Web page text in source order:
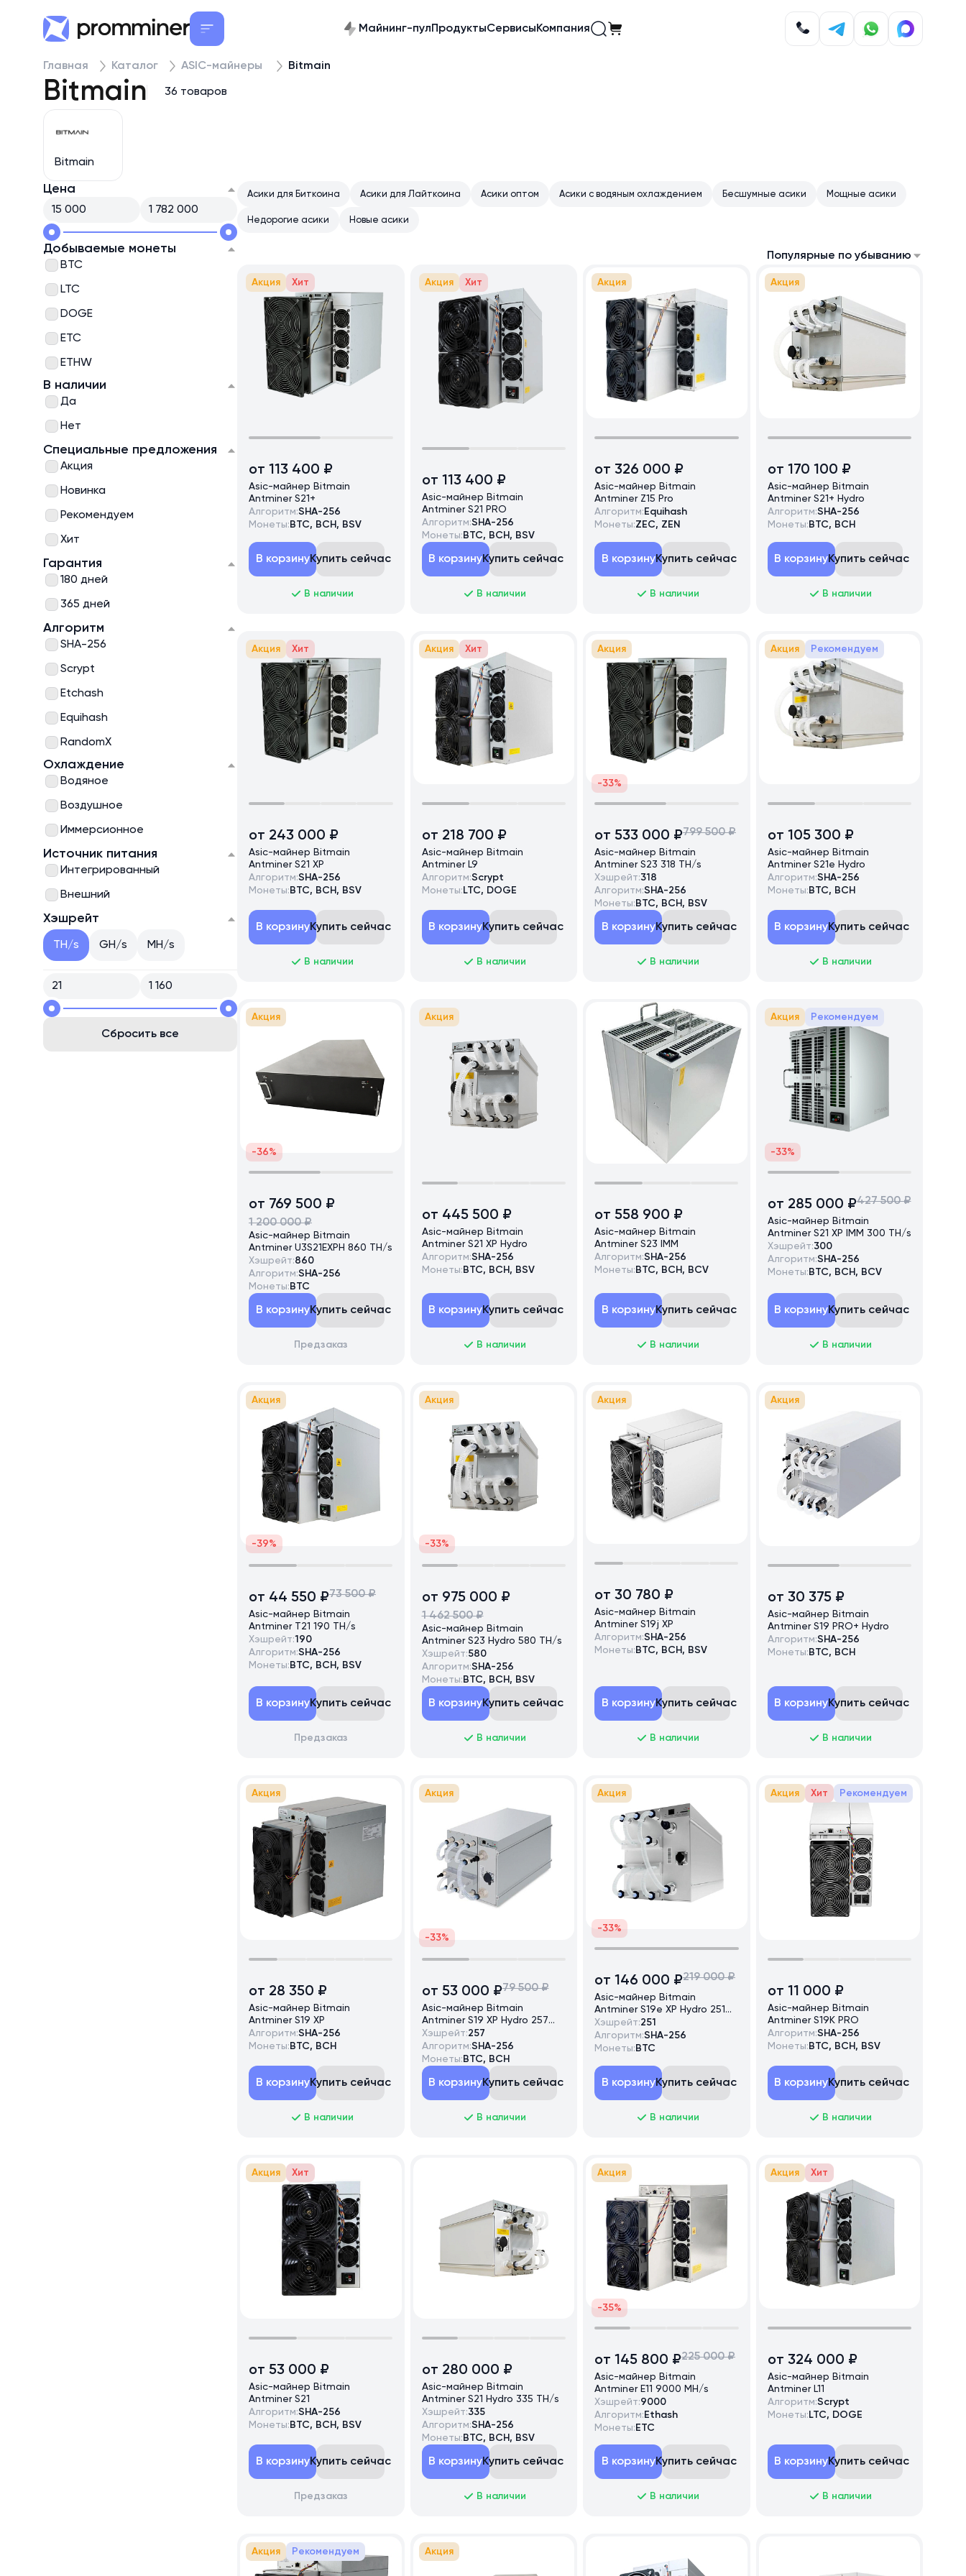
Майнинг-пулПродуктыСервисыКомпания
Главная Каталог ASIC-майнеры Bitmain
Bitmain 36 товаров
Bitmain
Цена
Добываемые монеты
BTC
LTC
DOGE
ETC
ETHW
BCH
ZEC
ZEN
XMR
KASPA
В наличии
Да
Нет
Специальные предложения
Акция
Новинка
Рекомендуем
Хит
Гарантия
180 дней
365 дней
Алгоритм
SHA-256
Scrypt
Etchash
Equihash
RandomX
Ethash
Охлаждение
Водяное
Воздушное
Иммерсионное
Источник питания
Интегрированный
Внешний
Хэшрейт
TH/s GH/s MH/s
Сбросить все
Асики для Биткоина Асики для Лайткоина Асики оптом Асики с водяным охлаждением Бесшумные асики Мощные асики
Недорогие асики Новые асики
Популярные по убыванию
Акция Хит
от 113 400 ₽
Asic-майнер Bitmain
Antminer S21+
Алгоритм:SHA-256
Монеты: BTC, BCH, BSV
В корзинуКупить сейчас
В наличии
Акция Хит
от 113 400 ₽
Asic-майнер Bitmain
Antminer S21 PRO
Алгоритм:SHA-256
Монеты: BTC, BCH, BSV
В корзинуКупить сейчас
В наличии
Акция
от 326 000 ₽
Asic-майнер Bitmain
Antminer Z15 Pro
Алгоритм: Equihash
Монеты:ZEC, ZEN
В корзинуКупить сейчас
В наличии
Акция
от 170 100 ₽
Asic-майнер Bitmain
Antminer S21+ Hydro
Алгоритм:SHA-256
Монеты: BTC, BCH
В корзинуКупить сейчас
В наличии
Акция Хит
от 243 000 ₽
Asic-майнер Bitmain
Antminer S21 XP
Алгоритм:SHA-256
Монеты: BTC, BCH, BSV
В корзинуКупить сейчас
В наличии
Акция Хит
от 218 700 ₽
Asic-майнер Bitmain
Antminer L9
Алгоритм:Scrypt
Монеты: LTC, DOGE
В корзинуКупить сейчас
В наличии
Акция
-33%
от 533 000 ₽799 500 ₽
Asic-майнер Bitmain
Antminer S23 318 TH/s
Хэшрейт:318
Алгоритм:SHA-256
Монеты: BTC, BCH, BSV
В корзинуКупить сейчас
В наличии
Акция Рекомендуем
от 105 300 ₽
Asic-майнер Bitmain
Antminer S21e Hydro
Алгоритм:SHA-256
Монеты: BTC, BCH
В корзинуКупить сейчас
В наличии
Акция
-36%
от 769 500 ₽
1 200 000 ₽
Asic-майнер Bitmain
Antminer U3S21EXPH 860 TH/s
Хэшрейт:860
Алгоритм:SHA-256
Монеты: BTC
В корзинуКупить сейчас
Предзаказ
Акция
от 445 500 ₽
Asic-майнер Bitmain
Antminer S21 XP Hydro
Алгоритм:SHA-256
Монеты: BTC, BCH, BSV
В корзинуКупить сейчас
В наличии
от 558 900 ₽
Asic-майнер Bitmain
Antminer S23 IMM
Алгоритм:SHA-256
Монеты: BTC, BCH, BCV
В корзинуКупить сейчас
В наличии
Акция Рекомендуем
-33%
от 285 000 ₽427 500 ₽
Asic-майнер Bitmain
Antminer S21 XP IMM 300 TH/s
Хэшрейт:300
Алгоритм:SHA-256
Монеты: BTC, BCH, BCV
В корзинуКупить сейчас
В наличии
Акция
-39%
от 44 550 ₽73 500 ₽
Asic-майнер Bitmain
Antminer T21 190 TH/s
Хэшрейт:190
Алгоритм:SHA-256
Монеты: BTC, BCH, BSV
В корзинуКупить сейчас
Предзаказ
Акция
-33%
от 975 000 ₽
1 462 500 ₽
Asic-майнер Bitmain
Antminer S23 Hydro 580 TH/s
Хэшрейт:580
Алгоритм:SHA-256
Монеты: BTC, BCH, BSV
В корзинуКупить сейчас
В наличии
Акция
от 30 780 ₽
Asic-майнер Bitmain
Antminer S19j XP
Алгоритм:SHA-256
Монеты: BTC, BCH, BSV
В корзинуКупить сейчас
В наличии
Акция
от 30 375 ₽
Asic-майнер Bitmain
Antminer S19 PRO+ Hydro
Алгоритм:SHA-256
Монеты: BTC, BCH
В корзинуКупить сейчас
В наличии
Акция
от 28 350 ₽
Asic-майнер Bitmain
Antminer S19 XP
Алгоритм:SHA-256
Монеты: BTC, BCH
В корзинуКупить сейчас
В наличии
Акция
-33%
от 53 000 ₽79 500 ₽
Asic-майнер Bitmain
Antminer S19 XP Hydro 257
TH/s
Хэшрейт:257
Алгоритм:SHA-256
Монеты: BTC, BCH
В корзинуКупить сейчас
В наличии
Акция
-33%
от 146 000 ₽219 000 ₽
Asic-майнер Bitmain
Antminer S19e XP Hydro 251
TH/s
Хэшрейт:251
Алгоритм:SHA-256
Монеты: BTC
В корзинуКупить сейчас
В наличии
Акция Хит Рекомендуем
от 11 000 ₽
Asic-майнер Bitmain
Antminer S19K PRO
Алгоритм:SHA-256
Монеты: BTC, BCH, BSV
В корзинуКупить сейчас
В наличии
Акция Хит
от 53 000 ₽
Asic-майнер Bitmain
Antminer S21
Алгоритм:SHA-256
Монеты: BTC, BCH, BSV
В корзинуКупить сейчас
Предзаказ
от 280 000 ₽
Asic-майнер Bitmain
Antminer S21 Hydro 335 TH/s
Хэшрейт:335
Алгоритм:SHA-256
Монеты: BTC, BCH, BSV
В корзинуКупить сейчас
В наличии
Акция
-35%
от 145 800 ₽225 000 ₽
Asic-майнер Bitmain
Antminer E11 9000 MH/s
Хэшрейт:9000
Алгоритм: Ethash
Монеты: ETC
В корзинуКупить сейчас
В наличии
Акция Хит
от 324 000 ₽
Asic-майнер Bitmain
Antminer L11
Алгоритм:Scrypt
Монеты: LTC, DOGE
В корзинуКупить сейчас
В наличии
Акция Рекомендуем Акция